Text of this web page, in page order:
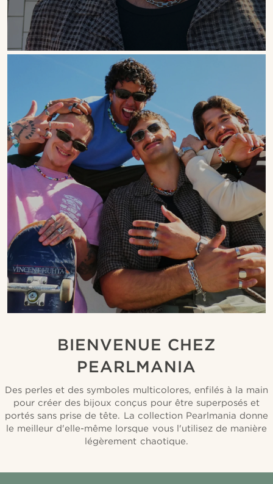
BIENVENUE CHEZ
PEARLMANIA
Des perles et des symboles multicolores, enfilés à la main
pour créer des bijoux conçus pour être superposés et
portés sans prise de tête. La collection Pearlmania donne
le meilleur d'elle-même lorsque vous l'utilisez de manière
légèrement chaotique.